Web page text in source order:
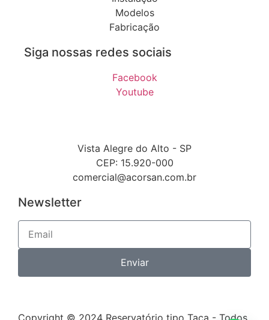
Modelos
Fabricação
Siga nossas redes sociais
Facebook
Youtube
Vista Alegre do Alto - SP
CEP: 15.920-000
comercial@acorsan.com.br
Newsletter
Enviar
Copyright © 2024 Reservatório tipo Taça - Todos